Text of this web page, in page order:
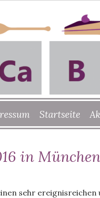
Startseite
in München
sehr